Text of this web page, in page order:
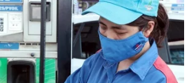
trong năm 2025
Việt Nam sẽ là chủ nhà của ba
Vòng loại Giải vô địch nữ